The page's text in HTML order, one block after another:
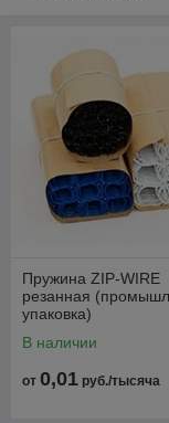
Пружина ZIP-WIRE
резанная
упаковка)
В наличии
от 0,01 руб./тысяча